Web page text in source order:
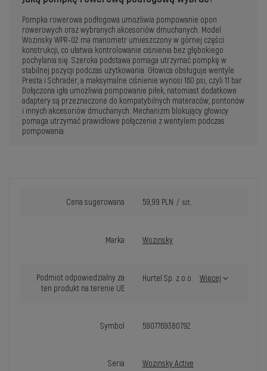
Pompka rowerowa podłogowa umożliwia pompowanie opon
rowerowych oraz wybranych akcesoriów dmuchanych. Model
Wozinsky WPR-02 ma manometr umieszczony w górnej części
konstrukcji, co ułatwia kontrolowanie ciśnienia bez głębokiego
pochylania się. Szeroka podstawa pomaga utrzymać pompkę w
stabilnej pozycji podczas użytkowania. Głowica obsługuje wentyle
Presta i Schrader, a maksymalne ciśnienie wynosi 160 psi, czyli 11 bar.
Dołączona igła umożliwia pompowanie piłek, natomiast dodatkowe
adaptery są przeznaczone do kompatybilnych materaców, pontonów
i innych akcesoriów dmuchanych. Mechanizm blokujący głowicy
pomaga utrzymać prawidłowe połączenie z wentylem podczas
pompowania.
Cena sugerowana 59,99 PLN / szt.
Marka Wozinsky
Podmiot odpowiedzialny za
ten produkt na terenie UE
Hurtel Sp. z o.o. Więcej
Symbol 5907769380792
Seria Wozinsky Active